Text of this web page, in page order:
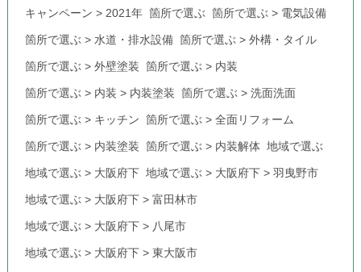
キャンペーン >2021年 箇所で選ぶ 箇所で選ぶ> 電気設備
箇所で選ぶ >水道・排水設備 箇所で選ぶ >外構・タイル
箇所で選ぶ >外壁塗装 箇所で選ぶ > 内装
箇所で選ぶ > 内装 > 内装塗装 箇所で選ぶ >洗面洗面
箇所で選ぶ > キッチン 箇所で選ぶ >全面リフォーム
箇所で選ぶ > 内装塗装 箇所で選ぶ > 内装解体 地域で選ぶ
地域で選ぶ > 大阪府下 地域で選ぶ > 大阪府下 >羽曳野市
地域で選ぶ > 大阪府下 >富田林市
地域で選ぶ > 大阪府下 > 八尾市
地域で選ぶ > 大阪府下 >東大阪市